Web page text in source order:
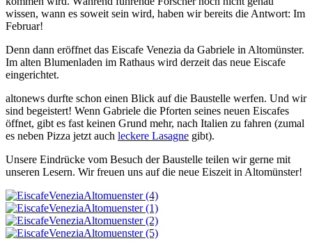
wissen, wann es soweit sein wird, haben wir bereits die Antwort: Im
Februar!
Denn dann eröffnet das Eiscafe Venezia da Gabriele in Altomünster.
Im alten Blumenladen im Rathaus wird derzeit das neue Eiscafe
eingerichtet.
altonews durfte schon einen Blick auf die Baustelle werfen. Und wir
sind begeistert! Wenn Gabriele die Pforten seines neuen Eiscafes
öffnet, gibt es fast keinen Grund mehr, nach Italien zu fahren (zumal
es neben Pizza jetzt auch leckere Lasagne gibt).
Unsere Eindrücke vom Besuch der Baustelle teilen wir gerne mit
unseren Lesern. Wir freuen uns auf die neue Eiszeit in Altomünster!